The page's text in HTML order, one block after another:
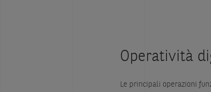
Operatività
Le principali operazioni